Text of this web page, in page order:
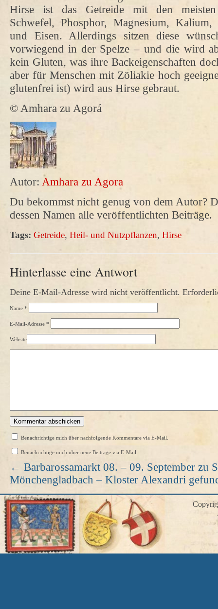
Hirse ist das Getreide mit den
Schwefel, Phosphor, Magnesium,
und Eisen. Allerdings sitzen diese
vorwiegend in der Spelze – und die wird
kein Gluten, was ihre Backeigenschaften
aber für Menschen mit Zöliakie hoch
glutenfrei ist) wird aus Hirse gebraut.
© Amhara zu Agorá
Autor: Amhara zu Agora
Du bekommst nicht genug von dem Autor?
dessen Namen alle veröffentlichten Beiträge.
Tags: Getreide, Heil- und Nutzpflanzen, Hirse
Hinterlasse eine Antwort
Deine E-Mail-Adresse wird nicht veröffentlicht.
Name *
E-Mail-Adresse *
Website
Benachrichtige mich über nachfolgende Kommentare via E-Mail.
Benachrichtige mich über neue Beiträge via E-Mail.
← Barbarossamarkt 08. – 09. September zu
Mönchengladbach – Kloster Alexandri